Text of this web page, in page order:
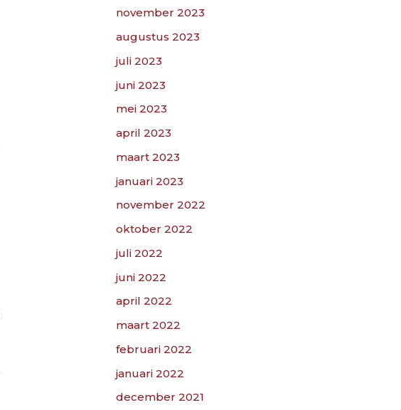
november 2023
augustus 2023
juli 2023
juni 2023
mei 2023
april 2023
maart 2023
januari 2023
november 2022
oktober 2022
juli 2022
juni 2022
april 2022
maart 2022
februari 2022
januari 2022
december 2021